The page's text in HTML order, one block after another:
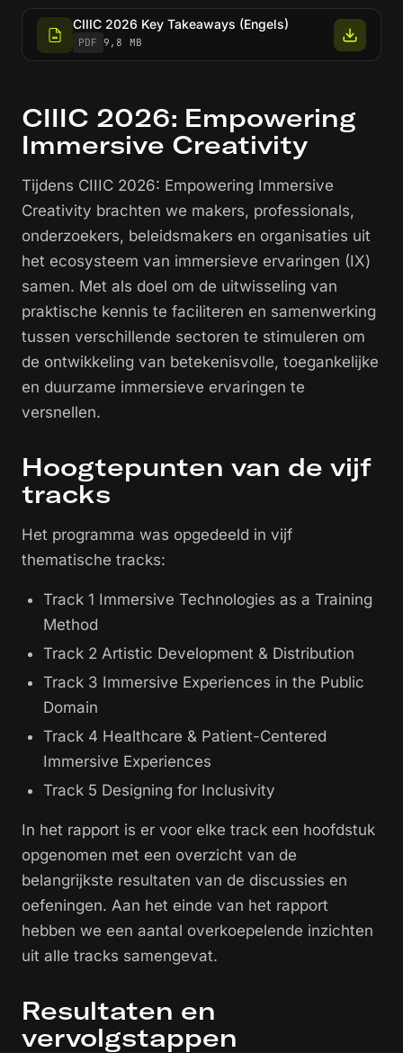
CIIIC 2026 Key Takeaways (Engels)
PDF 9,8 MB
CIIIC 2026: Empowering
Immersive Creativity
Tijdens CIIIC 2026: Empowering Immersive
Creativity brachten we makers, professionals,
onderzoekers, beleidsmakers en organisaties uit
het ecosysteem van immersieve ervaringen (IX)
samen. Met als doel om de uitwisseling van
praktische kennis te faciliteren en samenwerking
tussen verschillende sectoren te stimuleren om
de ontwikkeling van betekenisvolle, toegankelijke
en duurzame immersieve ervaringen te
versnellen.
Hoogtepunten van de vijf
tracks
Het programma was opgedeeld in vijf
thematische tracks:
Track 1 Immersive Technologies as a Training
Method
Track 2 Artistic Development & Distribution
Track 3 Immersive Experiences in the Public
Domain
Track 4 Healthcare & Patient-Centered
Immersive Experiences
Track 5 Designing for Inclusivity
In het rapport is er voor elke track een hoofdstuk
opgenomen met een overzicht van de
belangrijkste resultaten van de discussies en
oefeningen. Aan het einde van het rapport
hebben we een aantal overkoepelende inzichten
uit alle tracks samengevat.
Resultaten en
vervolgstappen